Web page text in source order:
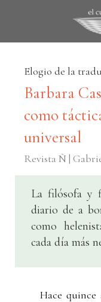
Elogio de la
Barbara
como
universal
Revista Ñ |
La filósofa y
diario de a
como
cada día más
Hace quince